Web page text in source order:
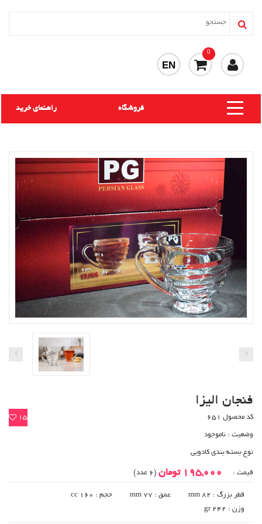
0
EN
راهنمای خرید فروشگاه
فنجان الیزا
15 کد محصول 651
وضعیت : ناموجود
نوع بسته بندی کادویی
قیمت : 195,000 تومان (6 عدد)
قطر بزرگ : 82 mm عمق : 77 mm
حجم : 160 cc
وزن : gr 242